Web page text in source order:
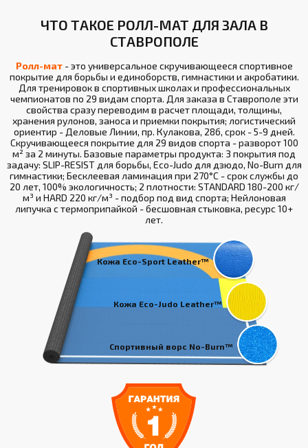
ЧТО ТАКОЕ РОЛЛ-МАТ ДЛЯ ЗАЛА В
СТАВРОПОЛЕ
Ролл-мат- это универсальное скручивающееся спортивное
покрытие для борьбы и единоборств, гимнастики и акробатики.
Для тренировок в спортивных школах и профессиональных
чемпионатов по 29 видам спорта. Для заказа в Ставрополе эти
свойства сразу переводим в расчет площади, толщины,
хранения рулонов, заноса и приемки покрытия; логистический
ориентир - Деловые Линии, пр. Кулакова, 28б, срок - 5-9 дней.
Скручивающееся покрытие для 29 видов спорта - разворот 100
м² за 2 минуты. Базовые параметры продукта: 3 покрытия под
задачу: SLIP-RESIST для борьбы, Eco-Judo для дзюдо, No-Burn для
гимнастики; Бесклеевая ламинация при 270°С - срок службы до
20 лет, 100% экологичность; 2 плотности: STANDARD 180-200 кг/
м³ и HARD 220 кг/м³ - подбор под вид спорта; Нейлоновая
липучка с термоприпайкой - бесшовная стыковка, ресурс 10+
лет.
Кожа Eco-Sport Leather™
Кожа Eco-Judo Leather™
Спортивный ворс No-Burn™